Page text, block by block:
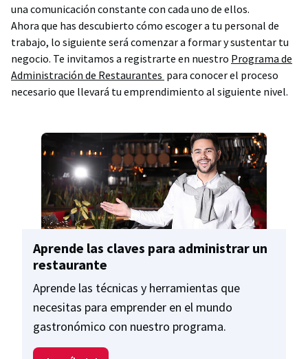
una comunicación constante con cada uno de ellos.
Ahora que has descubierto cómo escoger a tu personal de
trabajo, lo siguiente será comenzar a formar y sustentar tu
negocio. Te invitamos a registrarte en nuestro Programa de
Administración de Restaurantes para conocer el proceso
necesario que llevará tu emprendimiento al siguiente nivel.
Aprende las claves para administrar un
restaurante
Aprende las técnicas y herramientas que
necesitas para emprender en el mundo
gastronómico con nuestro programa.